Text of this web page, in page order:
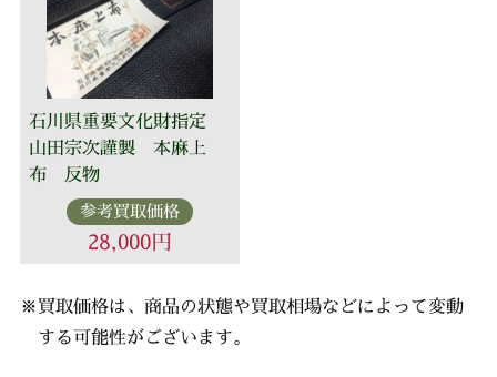
石川県重要文化財指定
山田宗次謹製 本麻上
布 反物
参考買取価格
28,000円
※買取価格は、商品の状態や買取相場などによって変動
する可能性がございます。